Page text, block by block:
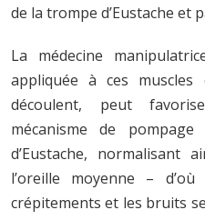
de la trompe d’Eustache et
La médecine
appliquée à ces
découlent, peut
mécanisme de
d’Eustache, normalisant
l’oreille moyenne –
crépitements et les bruits